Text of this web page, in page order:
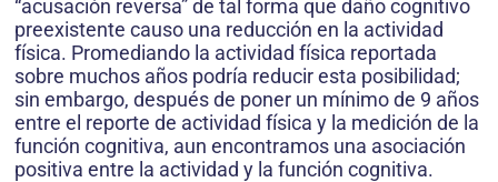
“acusación reversa” de tal forma que daño cognitivo
preexistente causo una reducción en la actividad
física. Promediando la actividad física reportada
sobre muchos años podría reducir esta posibilidad;
sin embargo, después de poner un mínimo de 9 años
entre el reporte de actividad física y la medición de la
función cognitiva, aun encontramos una asociación
positiva entre la actividad y la función cognitiva.